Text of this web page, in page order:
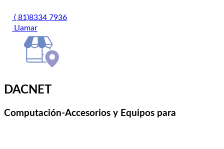
( 81)8334 7936
Llamar
DACNET
Computación-Accesorios y Equipos para